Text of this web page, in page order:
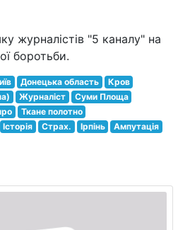
журналістів "5 каналу" на
боротьби.
Донецька область
Кров
Журналіст
Суми Площа
Ткане полотно
Історія Страх. Ірпінь
Ампутація